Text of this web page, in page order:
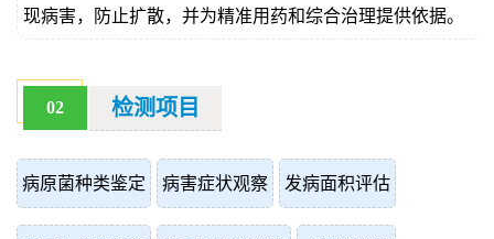
现病害，防止扩散，并为精准用药和综合治理提供依据。
02 检测项目
病原菌种类鉴定 病害症状观察 发病面积评估
询